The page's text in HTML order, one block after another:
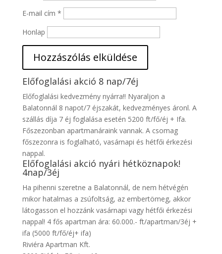
E-mail cím *
Honlap
Előfoglalási akció 8 nap/7éj
Előfoglalási kedvezmény nyárra!! Nyaraljon a
Balatonnál 8 napot/7 éjszakát, kedvezményes áronl. A
szállás díja 7 éj foglalása esetén 5200 ft/fő/éj + Ifa.
Főszezonban apartmanáraink vannak. A csomag
főszezonra is foglalható, vasárnapi és hétfői érkezési
nappal.
Előfoglalási akció nyári hétköznapok!
4nap/3éj
Ha pihenni szeretne a Balatonnál, de nem hétvégén
mikor hatalmas a zsúfoltság, az embertömeg, akkor
látogasson el hozzánk vasárnapi vagy hétfői érkezési
nappal! 4 fős apartman ára: 60.000.- ft/apartman/3éj +
ifa (5000 ft/fő/éj+ ifa)
Riviéra Apartman Kft.